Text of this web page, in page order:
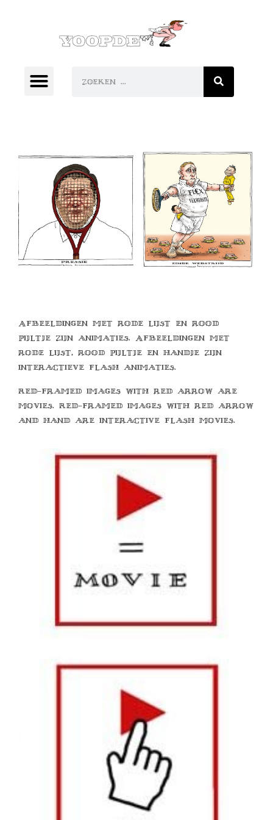
Afbeeldingen met rode lijst en rood
pijltje zijn animaties. Afbeeldingen met
rode lijst, rood pijltje en handje zijn
interactieve flash animaties.
Red-framed images with red arrow are
movies. Red-framed images with red arrow
and hand are interactive flash movies.